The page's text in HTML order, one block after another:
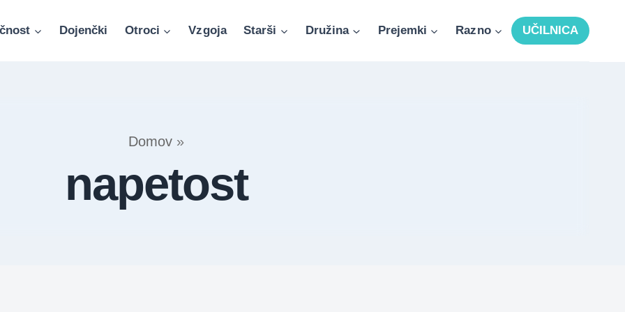
Dojenčki Otroci Vzgoja Starši Družina Prejemki Razno UČILNICA
Domov »
napetost